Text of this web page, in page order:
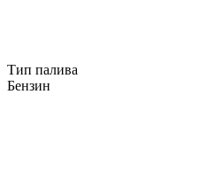
Тип палива
Бензин